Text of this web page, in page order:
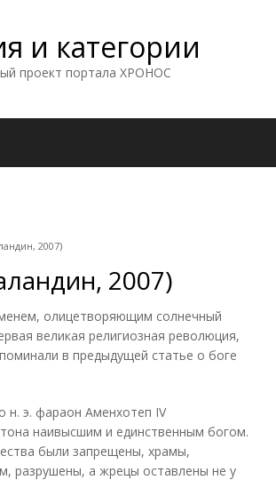
и категории
проект портала ХРОНОС
2007)
2007)
олицетворяющим солнечный
великая религиозная революция,
в предыдущей статье о боге
н. э. фараон Аменхотеп IV
наивысшим и единственным богом.
были запрещены, храмы,
разрушены, а жрецы оставлены не у